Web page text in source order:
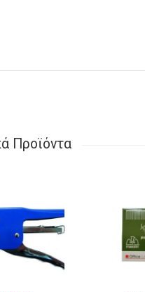
Προϊόντα